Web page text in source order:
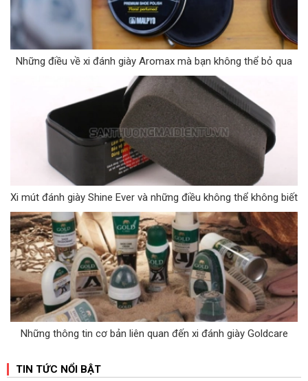
Những điều về xi đánh giày Aromax mà bạn không thể bỏ qua
Xi mút đánh giày Shine Ever và những điều không thể không biết
Những thông tin cơ bản liên quan đến xi đánh giày Goldcare
TIN TỨC NỔI BẬT